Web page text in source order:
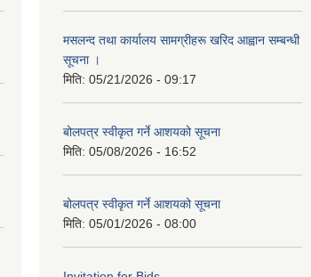
मसलन्द तथा कार्यालय सामग्रीहरू खरिद आह्वान सम्बन्धी
सूचना ।
मिति: 05/21/2026 - 09:17
बोलपत्र स्वीकृत गर्ने आशयको सूचना
मिति: 05/08/2026 - 16:52
बोलपत्र स्वीकृत गर्ने आशयको सूचना
मिति: 05/01/2026 - 08:00